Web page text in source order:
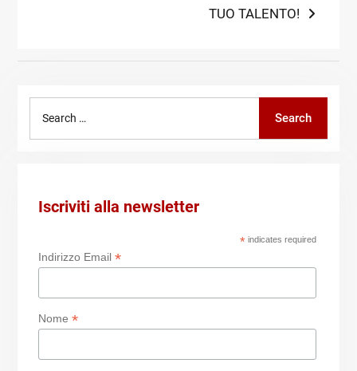
post:
TUO TALENTO!
Search
Iscriviti alla newsletter
*indicates required
Indirizzo Email *
Nome *